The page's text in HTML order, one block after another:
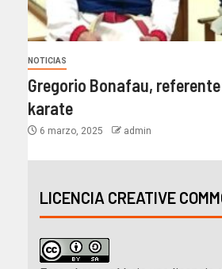
NOTICIAS
Gregorio Bonafau,
karate
6 marzo, 2025 admin
LICENCIA CREATIVE